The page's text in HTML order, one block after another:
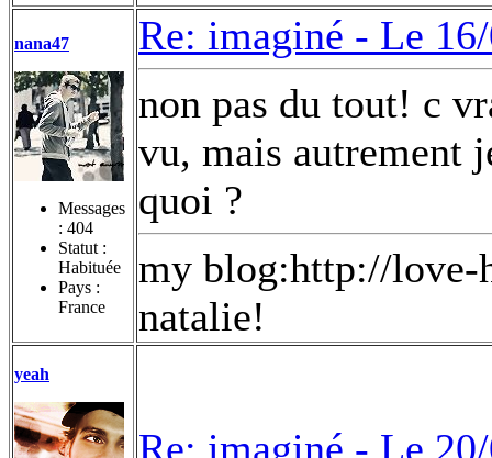
nana47
Messages
: 404
Statut :
Habituée
Pays :
France
Re: imaginé - Le
non pas du tout! c
vu, mais autrement
quoi ?
my blog:http://love-
natalie!
yeah
Re: imaginé - Le